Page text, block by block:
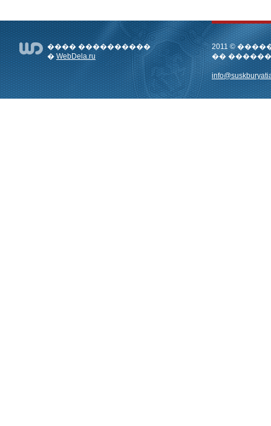
���� ����������
�WebDela.ru
2011 ©
��